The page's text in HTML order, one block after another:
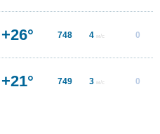
+26° 748 4 м/с 0
+21° 749 3 м/с 0